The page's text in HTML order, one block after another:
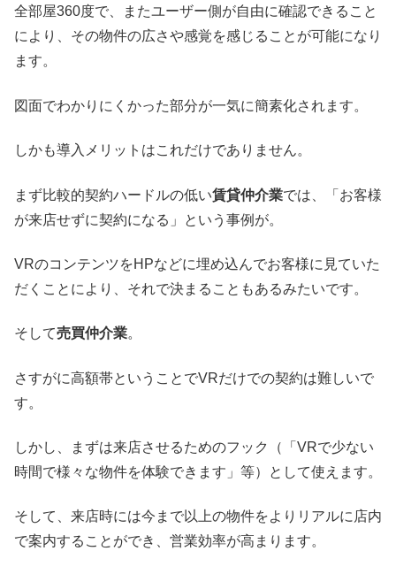
全部屋360度で、またユーザー側が自由に確認できること
により、その物件の広さや感覚を感じることが可能になり
ます。
図面でわかりにくかった部分が一気に簡素化されます。
しかも導入メリットはこれだけでありません。
まず比較的契約ハードルの低い賃貸仲介業では、「お客様
が来店せずに契約になる」という事例が。
VRのコンテンツをHPなどに埋め込んでお客様に見ていた
だくことにより、それで決まることもあるみたいです。
そして売買仲介業。
さすがに高額帯ということでVRだけでの契約は難しいで
す。
しかし、まずは来店させるためのフック（「VRで少ない
時間で様々な物件を体験できます」等）として使えます。
そして、来店時には今まで以上の物件をよりリアルに店内
で案内することができ、営業効率が高まります。